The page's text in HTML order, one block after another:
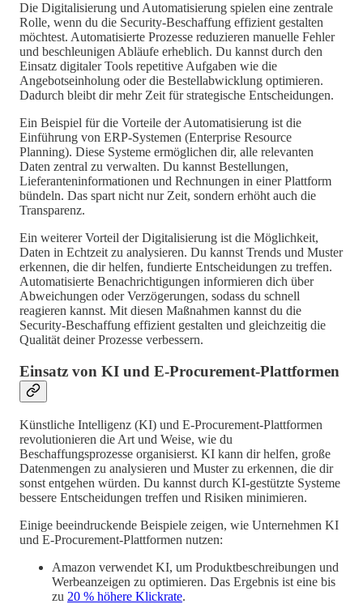
Die Digitalisierung und Automatisierung spielen eine zentrale
Rolle, wenn du die Security-Beschaffung effizient gestalten
möchtest. Automatisierte Prozesse reduzieren manuelle Fehler
und beschleunigen Abläufe erheblich. Du kannst durch den
Einsatz digitaler Tools repetitive Aufgaben wie die
Angebotseinholung oder die Bestellabwicklung optimieren.
Dadurch bleibt dir mehr Zeit für strategische Entscheidungen.
Ein Beispiel für die Vorteile der Automatisierung ist die
Einführung von ERP-Systemen (Enterprise Resource
Planning). Diese Systeme ermöglichen dir, alle relevanten
Daten zentral zu verwalten. Du kannst Bestellungen,
Lieferanteninformationen und Rechnungen in einer Plattform
bündeln. Das spart nicht nur Zeit, sondern erhöht auch die
Transparenz.
Ein weiterer Vorteil der Digitalisierung ist die Möglichkeit,
Daten in Echtzeit zu analysieren. Du kannst Trends und Muster
erkennen, die dir helfen, fundierte Entscheidungen zu treffen.
Automatisierte Benachrichtigungen informieren dich über
Abweichungen oder Verzögerungen, sodass du schnell
reagieren kannst. Mit diesen Maßnahmen kannst du die
Security-Beschaffung effizient gestalten und gleichzeitig die
Qualität deiner Prozesse verbessern.
Einsatz von KI und E-Procurement-Plattformen
Künstliche Intelligenz (KI) und E-Procurement-Plattformen
revolutionieren die Art und Weise, wie du
Beschaffungsprozesse organisierst. KI kann dir helfen, große
Datenmengen zu analysieren und Muster zu erkennen, die dir
sonst entgehen würden. Du kannst durch KI-gestützte Systeme
bessere Entscheidungen treffen und Risiken minimieren.
Einige beeindruckende Beispiele zeigen, wie Unternehmen KI
und E-Procurement-Plattformen nutzen:
Amazon verwendet KI, um Produktbeschreibungen und
Werbeanzeigen zu optimieren. Das Ergebnis ist eine bis
zu 20 % höhere Klickrate.